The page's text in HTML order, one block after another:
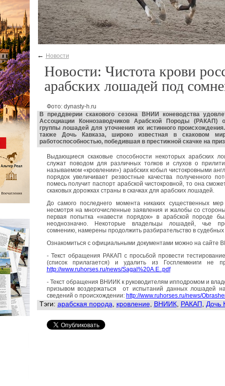
← Новости
Новости: Чистота крови
арабских лошадей под
Фото: dynasty-h.ru
В преддверии скакового сезона ВНИИ коневодства
Ассоциации Коннозаводчиков Арабской Породы (РАКАП)
группы лошадей для уточнения их истинного
также Дочь Кавказа, широко известная в скаковом
работоспособностью, победившая в престижной скачке на
Выдающиеся скаковые способности некоторых арабских
служат поводом для различных толков и слухов о
называемом «кровлении») арабских кобыл чистокровными
порядок увеличивает резвостные качества полученного
помесь получит паспорт арабской чистокровной, то она
скаковых дорожках страны в скачках для арабских лошадей.
До самого последнего момента никаких существенных
несмотря на многочисленные заявления и жалобы со
первая попытка «навести порядок» в арабской породе
неоднозначно. Некоторые владельцы лошадей, чье
сомнению, намерены продолжить разбирательство в судебных
Ознакомиться с официальными документами можно на сайте
- Текст обращения РАКАП с просьбой провести
(список прилагается) и удалить из Госплемкниги не
http://www.ruhorses.ru/news/Sagal%20A.E..pdf
- Текст обращения ВНИИК к руководителям ипподромом и
призывом воздержаться от испытаний данных лошадей
сведений о происхождении: http://www.ruhorses.ru/news/
Тэги: арабская порода кровление, ВНИИК, РАКАП Дочь